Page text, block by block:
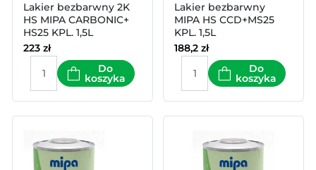
Lakier bezbarwny 2K
HS MIPA CARBONIC+
HS25 KPL. 1,5L
223 zł
Do
koszyka
Lakier bezbarwny
MIPA HS CCD+MS25
KPL. 1,5L
188,2 zł
Do
koszyka